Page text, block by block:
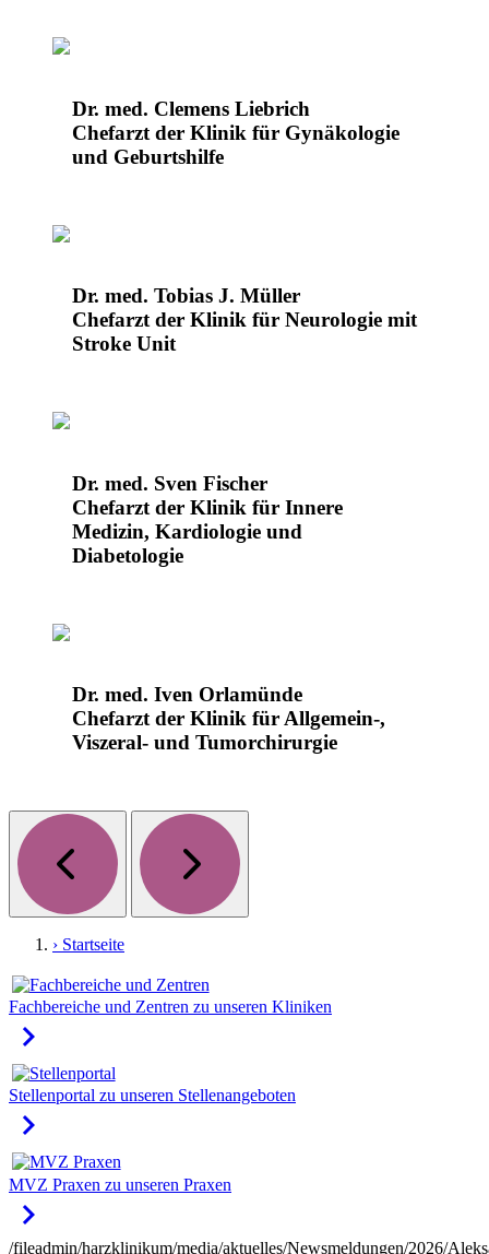
Dr. med. Clemens Liebrich
Chefarzt der Klinik für Gynäkologie
und Geburtshilfe
Dr. med. Tobias J. Müller
Chefarzt der Klinik für Neurologie mit
Stroke Unit
Dr. med. Sven Fischer
Chefarzt der Klinik für Innere
Medizin, Kardiologie und
Diabetologie
Dr. med. Iven Orlamünde
Chefarzt der Klinik für Allgemein-,
Viszeral- und Tumorchirurgie
› Startseite
Fachbereiche und Zentren zu unseren Kliniken
keyboard_arrow_right
Stellenportal zu unseren Stellenangeboten
keyboard_arrow_right
MVZ Praxen zu unseren Praxen
keyboard_arrow_right
/fileadmin/harzklinikum/media/aktuelles/Newsmeldungen/2026/